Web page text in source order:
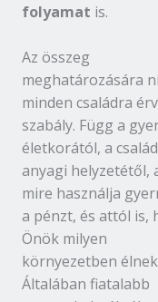
folyamat is.
Az összeg
meghatározására
minden családra
szabály. Függ a
életkorától, a család
anyagi helyzetétől,
mire használja
a pénzt, és attól is,
Önök milyen
környezetben
Általában fiatalabb